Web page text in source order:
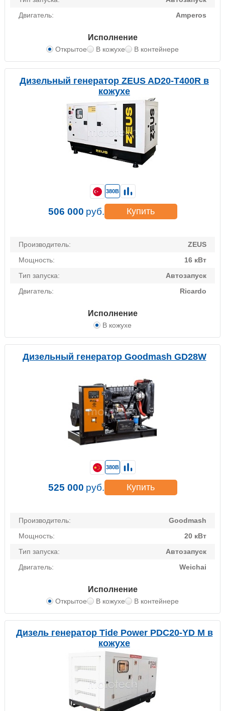
Двигатель:
Amperos
Исполнение
Открытое В кожухе В контейнере
Дизельный генератор ZEUS AD20-T400R в
кожухе
Производитель:
ZEUS
Мощность:
16 кВт
Тип запуска:
Автозапуск
Двигатель:
Ricardo
Исполнение
В кожухе
380В
506 000 руб. Купить
Дизельный генератор Goodmash GD28W
Производитель:
Goodmash
Мощность:
20 кВт
Тип запуска:
Автозапуск
Двигатель:
Weichai
Исполнение
Открытое В кожухе В контейнере
380В
525 000 руб. Купить
Дизель генератор Tide Power PDC20-YD M в
кожухе